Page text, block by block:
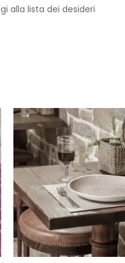
alla lista dei desideri